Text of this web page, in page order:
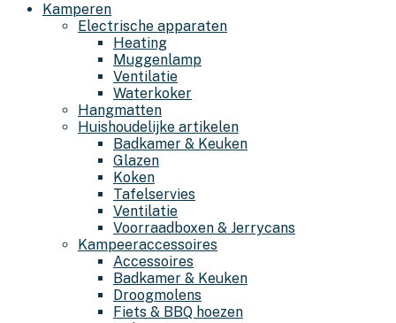
Kamperen
Electrische apparaten
Heating
Muggenlamp
Ventilatie
Waterkoker
Hangmatten
Huishoudelijke artikelen
Badkamer & Keuken
Glazen
Koken
Tafelservies
Ventilatie
Voorraadboxen & Jerrycans
Kampeeraccessoires
Accessoires
Badkamer & Keuken
Droogmolens
Fiets & BBQ hoezen